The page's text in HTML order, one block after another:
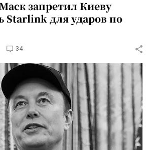
запретил Киеву
Starlink для ударов по
34